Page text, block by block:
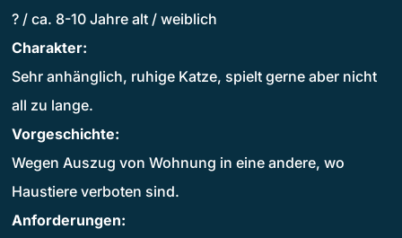
? / ca. 8-10 Jahre alt / weiblich
Charakter:
Sehr anhänglich, ruhige Katze, spielt gerne aber nicht
all zu lange.
Vorgeschichte:
Wegen Auszug von Wohnung in eine andere, wo
Haustiere verboten sind.
Anforderungen: